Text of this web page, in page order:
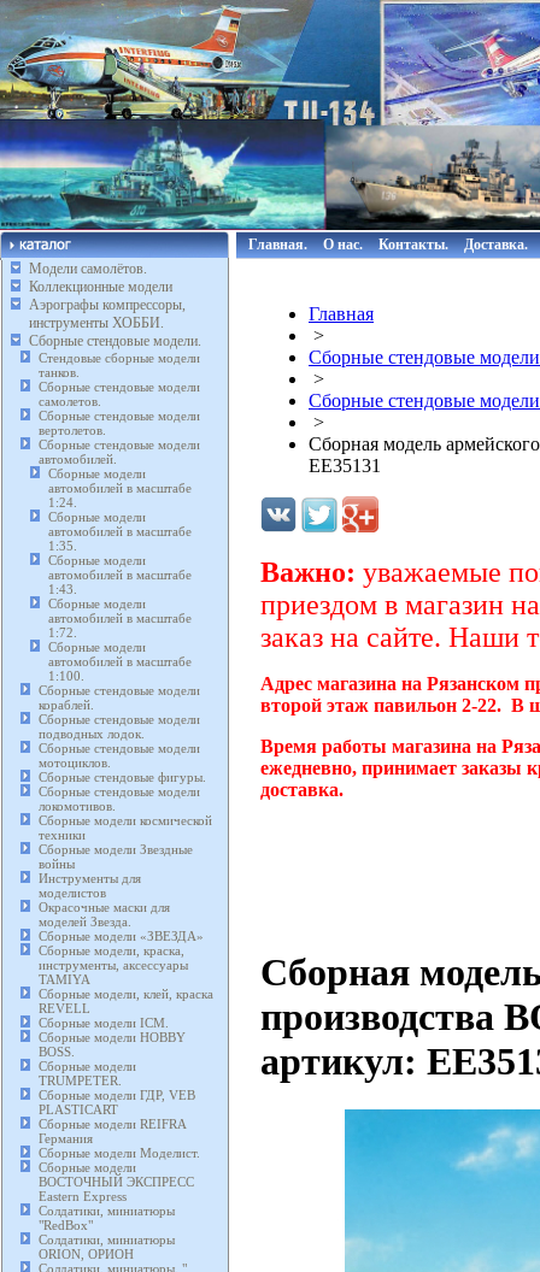
Модели самолётов.
Коллекционные модели
Аэрографы компрессоры,
инструменты ХОББИ.
Сборные стендовые модели.
Стендовые сборные модели
танков.
Сборные стендовые модели
самолетов.
Сборные стендовые модели
вертолетов.
Сборные стендовые модели
автомобилей.
Сборные модели
автомобилей в масштабе
1:24.
Сборные модели
автомобилей в масштабе
1:35.
Сборные модели
автомобилей в масштабе
1:43.
Сборные модели
автомобилей в масштабе
1:72.
Сборные модели
автомобилей в масштабе
1:100.
Сборные стендовые модели
кораблей.
Сборные стендовые модели
подводных лодок.
Сборные стендовые модели
мотоциклов.
Сборные стендовые фигуры.
Сборные стендовые модели
локомотивов.
Сборные модели космической
техники
Сборные модели Звездные
войны
Инструменты для
моделистов
Окрасочные маски для
моделей Звезда.
Сборные модели «ЗВЕЗДА»
Сборные модели, краска,
инструменты, аксессуары
TAMIYA
Сборные модели, клей, краска
REVELL
Сборные модели ICM.
Сборные модели HOBBY
BOSS.
Сборные модели
TRUMPETER.
Сборные модели ГДР, VEB
PLASTICART
Сборные модели REIFRA
Германия
Сборные модели Моделист.
Сборные модели
ВОСТОЧНЫЙ ЭКСПРЕСС
Eastern Express
Солдатики, миниатюры
"RedBox"
Солдатики, миниатюры
ORION, ОРИОН
Солдатики, миниатюры, "
Главная. О нас. Контакты. Доставка.
Главная
>
Сборные стендовые
>
Сборные стендовые
>
Сборная модель
EE35131
Важно: уважаемые
приездом в магазин
заказ на сайте. Наши
Адрес магазина на Рязанском
второй этаж павильон 2-22. В
Время работы магазина на
ежедневно, принимает заказы
доставка.
Сборная
артикул: